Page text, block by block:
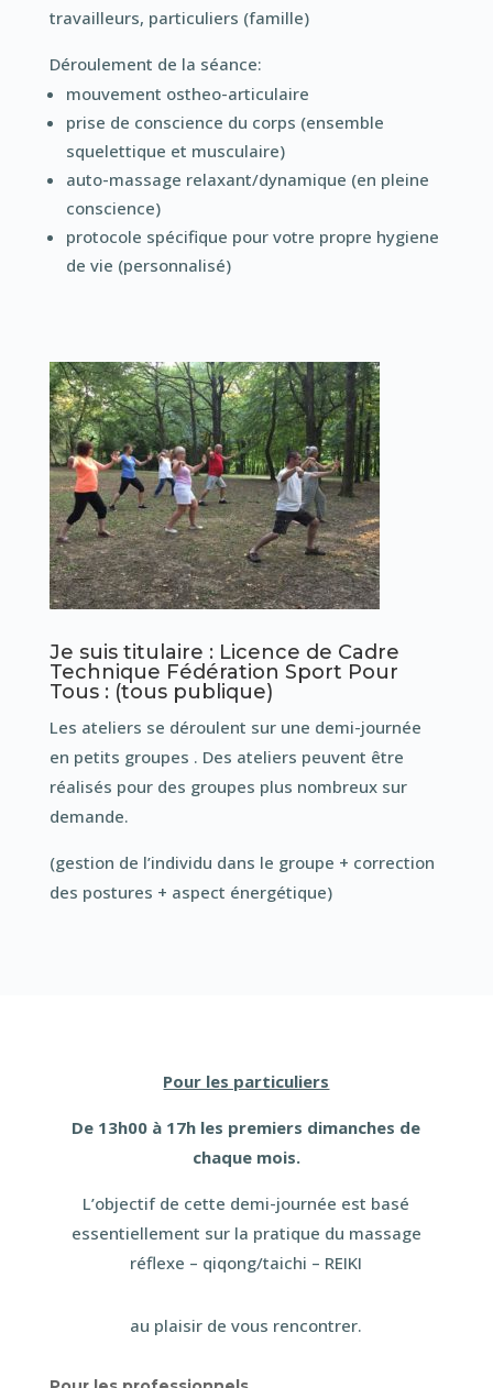
travailleurs, particuliers (famille)
Déroulement de la séance:
mouvement ostheo-articulaire
prise de conscience du corps (ensemble
squelettique et musculaire)
auto-massage relaxant/dynamique (en pleine
conscience)
protocole spécifique pour votre propre hygiene
de vie (personnalisé)
Je suis titulaire : Licence de Cadre
Technique Fédération Sport Pour
Tous : (tous publique)
Les ateliers se déroulent sur une demi-journée
en petits groupes . Des ateliers peuvent être
réalisés pour des groupes plus nombreux sur
demande.
(gestion de l’individu dans le groupe + correction
des postures + aspect énergétique)
Pour les particuliers
De 13h00 à 17h les premiers dimanches de
chaque mois.
L’objectif de cette demi-journée est basé
essentiellement sur la pratique du massage
réflexe – qiqong/taichi – REIKI
au plaisir de vous rencontrer.